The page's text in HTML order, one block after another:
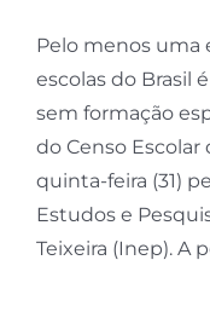
Pelo menos uma
escolas do Brasil
sem formação
do Censo
quinta-feira (31)
Estudos e
Teixeira (Inep). A